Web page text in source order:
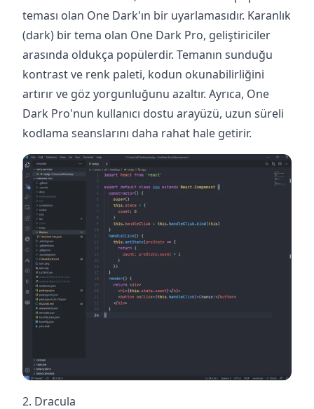
teması olan One Dark'ın bir uyarlamasıdır. Karanlık
(dark) bir tema olan One Dark Pro, geliştiriciler
arasında oldukça popülerdir. Temanın sunduğu
kontrast ve renk paleti, kodun okunabilirliğini
artırır ve göz yorgunluğunu azaltır. Ayrıca, One
Dark Pro'nun kullanıcı dostu arayüzü, uzun süreli
kodlama seanslarını daha rahat hale getirir. ‍
2. Dracula